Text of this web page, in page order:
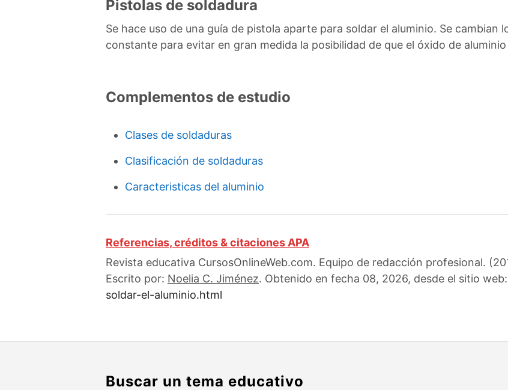
Pistolas de soldadura
Se hace uso de una guía de pistola aparte para soldar el aluminio. Se cambian
constante para evitar en gran medida la posibilidad de que el óxido de
Complementos de estudio
Clases de soldaduras
Clasificación de soldaduras
Caracteristicas del aluminio
Referencias, créditos & citaciones APA
Revista educativa CursosOnlineWeb.com. Equipo de redacción profesional.
Escrito por: Noelia C. Jiménez. Obtenido en fecha 08, 2026, desde el sitio web:
soldar-el-aluminio.html
Buscar un tema educativo